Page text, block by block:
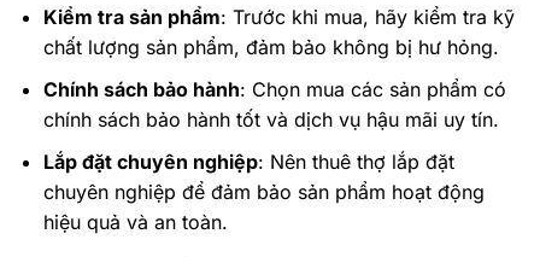
Kiểm tra sản phẩm: Trước khi mua, hãy kiểm tra kỹ
chất lượng sản phẩm, đảm bảo không bị hư hỏng.
Chính sách bảo hành: Chọn mua các sản phẩm có
chính sách bảo hành tốt và dịch vụ hậu mãi uy tín.
Lắp đặt chuyên nghiệp: Nên thuê thợ lắp đặt
chuyên nghiệp để đảm bảo sản phẩm hoạt động
hiệu quả và an toàn.